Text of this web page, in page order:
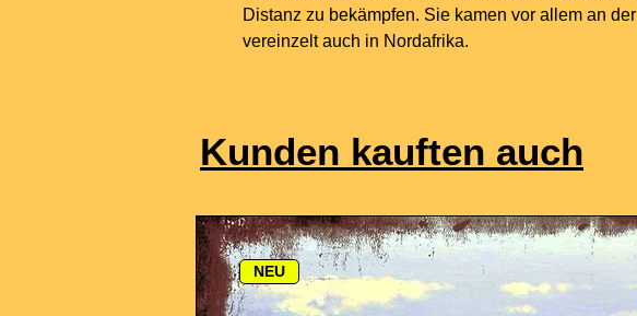
Distanz zu bekämpfen. Sie kamen vor allem an der
vereinzelt auch in Nordafrika.
Kunden kauften auch
NEU